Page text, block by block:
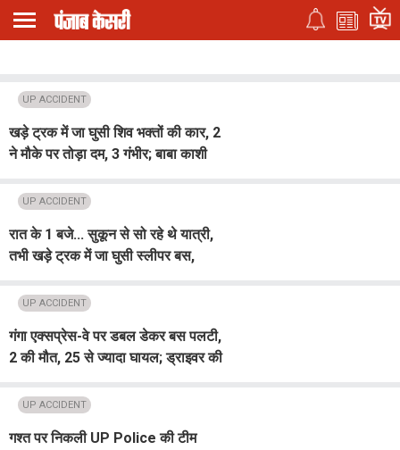
UP ACCIDENT
खड़े ट्रक में जा घुसी शिव भक्तों की कार, 2
ने मौके पर तोड़ा दम, 3 गंभीर; बाबा काशी
UP ACCIDENT
रात के 1 बजे... सुकून से सो रहे थे यात्री,
तभी खड़े ट्रक में जा घुसी स्लीपर बस,
UP ACCIDENT
गंगा एक्सप्रेस-वे पर डबल डेकर बस पलटी,
2 की मौत, 25 से ज्यादा घायल; ड्राइवर की
UP ACCIDENT
गश्त पर निकली UP Police की टीम